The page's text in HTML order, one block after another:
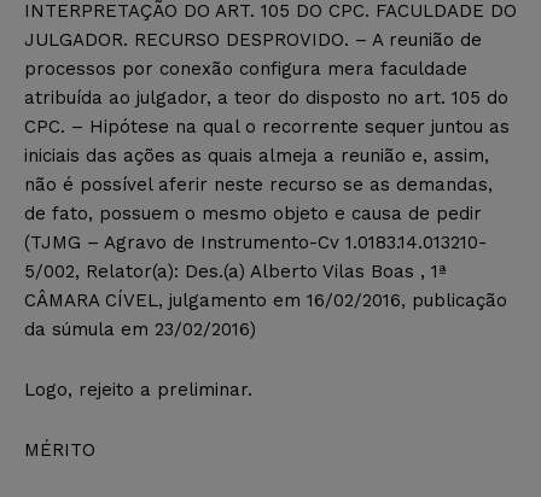
INTERPRETAÇÃO DO ART. 105 DO CPC. FACULDADE DO
JULGADOR. RECURSO DESPROVIDO. – A reunião de
processos por conexão configura mera faculdade
atribuída ao julgador, a teor do disposto no art. 105 do
CPC. – Hipótese na qual o recorrente sequer juntou as
iniciais das ações as quais almeja a reunião e, assim,
não é possível aferir neste recurso se as demandas,
de fato, possuem o mesmo objeto e causa de pedir
(TJMG – Agravo de Instrumento-Cv 1.0183.14.013210-
5/002, Relator(a): Des.(a) Alberto Vilas Boas , 1ª
CÂMARA CÍVEL, julgamento em 16/02/2016, publicação
da súmula em 23/02/2016)
Logo, rejeito a preliminar.
MÉRITO